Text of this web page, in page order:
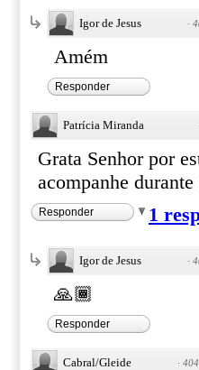
Igor de Jesus ·
Amém
Responder
Patrícia Miranda
Grata Senhor por
acompanhe
Responder 1
Igor de Jesus ·
🙏🏾
Responder
Cabral/Gleide ·